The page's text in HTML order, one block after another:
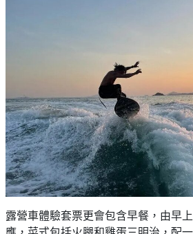
露營車體驗套票更會包含早餐，由早